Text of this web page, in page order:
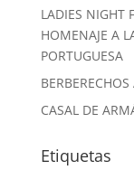
LADIES NIGHT
HOMENAJE A
PORTUGUESA
CASAL DE
Etiquetas